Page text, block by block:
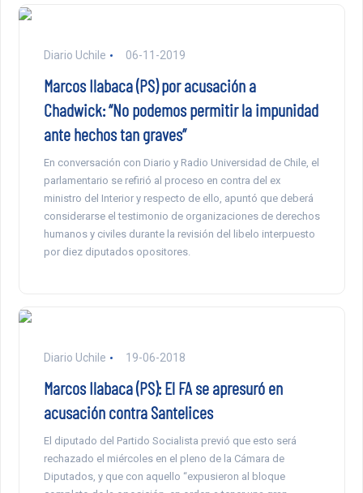
Diario Uchile 06-11-2019
Marcos Ilabaca (PS) por acusación a
Chadwick: “No podemos permitir la impunidad
ante hechos tan graves”
En conversación con Diario y Radio Universidad de Chile, el
parlamentario se refirió al proceso en contra del ex
ministro del Interior y respecto de ello, apuntó que deberá
considerarse el testimonio de organizaciones de derechos
humanos y civiles durante la revisión del libelo interpuesto
por diez diputados opositores.
Diario Uchile 19-06-2018
Marcos Ilabaca (PS): El FA se apresuró en
acusación contra Santelices
El diputado del Partido Socialista previó que esto será
rechazado el miércoles en el pleno de la Cámara de
Diputados, y que con aquello “expusieron al bloque